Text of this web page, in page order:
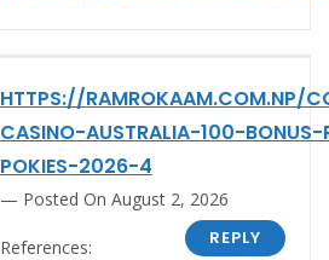
HTTPS://RAMROKAAM.COM.NP/
CASINO-AUSTRALIA-100-BONUS-
POKIES-2026-4
Posted On August 2, 2026
REPLY
References: